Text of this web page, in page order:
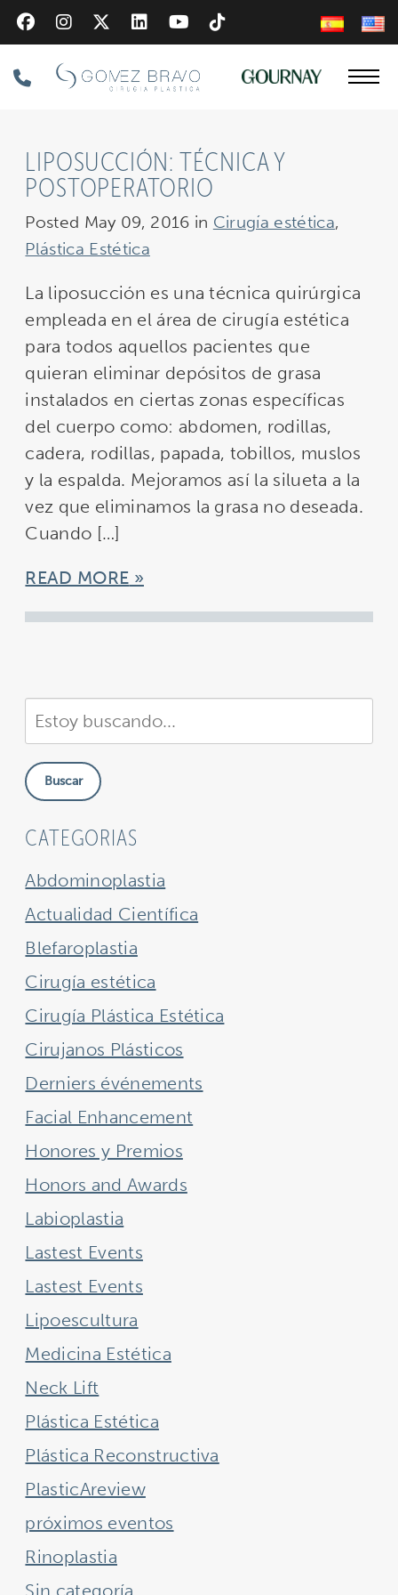
Skip
to
main
content
Phone
LIPOSUCCIÓN: TÉCNICA Y
POSTOPERATORIO
Posted May 09, 2016 in Cirugía estética,
Plástica Estética
La liposucción es una técnica quirúrgica
empleada en el área de cirugía estética
para todos aquellos pacientes que
quieran eliminar depósitos de grasa
instalados en ciertas zonas específicas
del cuerpo como: abdomen, rodillas,
cadera, rodillas, papada, tobillos, muslos
y la espalda. Mejoramos así la silueta a la
vez que eliminamos la grasa no deseada.
Cuando […]
READ MORE
Buscar
en
nuestra
sitioBuscar
CATEGORIAS
Abdominoplastia
Actualidad Científica
Blefaroplastia
Cirugía estética
Cirugía Plástica Estética
Cirujanos Plásticos
Derniers événements
Facial Enhancement
Honores y Premios
Honors and Awards
Labioplastia
Lastest Events
Lastest Events
Lipoescultura
Medicina Estética
Neck Lift
Plástica Estética
Plástica Reconstructiva
PlasticAreview
próximos eventos
Rinoplastia
Sin categoría